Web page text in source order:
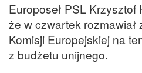
Europoseł PSL Krzysztof
że w czwartek
Komisji Europejskiej na
z budżetu unijnego.